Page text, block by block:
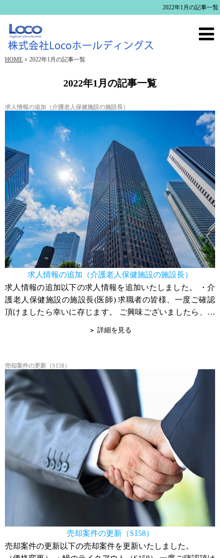
2022年1月の記事一覧
HOME 2022年1月の記事一覧
2022年1月の記事一覧
求人情報の追加（介護老人保健施設の施設長）
求人情報の追加（介護老人保健施設の施設長）
求人情報の追加以下の求人情報を追加いたしました。 ・介
護老人保健施設の施設長(医師) 求職者の皆様、一度ご確認
頂けましたら幸いに存じます。 ご興味ございましたら、詳
詳細を見る
売却案件の更新（S158）
売却案件の更新（S158）
売却案件の更新以下の売却案件を更新いたしました。